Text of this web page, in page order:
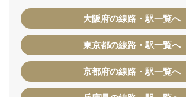
大阪府の線路・駅一覧へ
東京都の線路・駅一覧へ
京都府の線路・駅一覧へ